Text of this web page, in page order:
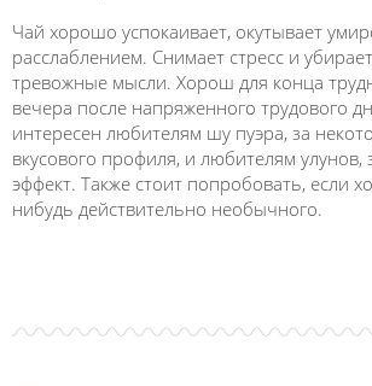
Чай хорошо успокаивает, окутывает
расслаблением. Снимает стресс и
тревожные мысли. Хорош для конца
вечера после напряженного трудового
интересен любителям шу пуэра, за
вкусового профиля, и любителям
эффект. Также стоит попробовать, если
нибудь действительно необычного.